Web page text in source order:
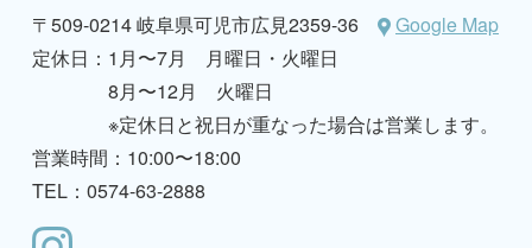
〒509-0214 岐阜県可児市広見2359-36
Google Map
定休日： 1月〜7月 月曜日・火曜日
8月〜12月 火曜日
※定休日と祝日が重なった場合は営業します。
営業時間：10:00〜18:00
TEL：0574-63-2888